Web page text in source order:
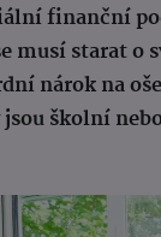
finanční
musí starat o
nárok na
školní